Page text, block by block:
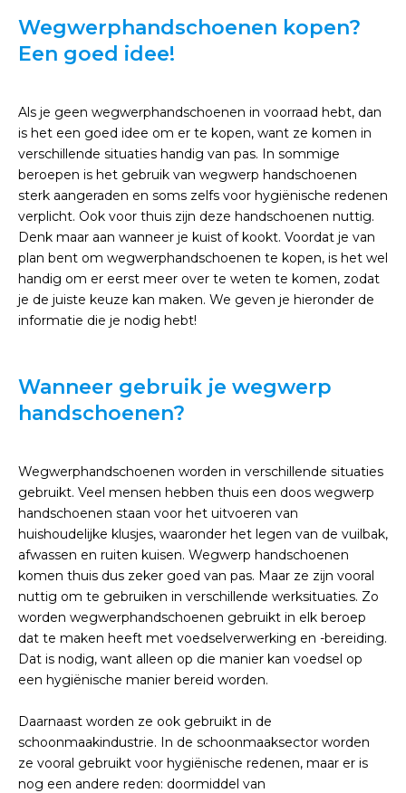
Wegwerphandschoenen kopen?
Een goed idee!
Als je geen wegwerphandschoenen in voorraad hebt, dan
is het een goed idee om er te kopen, want ze komen in
verschillende situaties handig van pas. In sommige
beroepen is het gebruik van wegwerp handschoenen
sterk aangeraden en soms zelfs voor hygiënische redenen
verplicht. Ook voor thuis zijn deze handschoenen nuttig.
Denk maar aan wanneer je kuist of kookt. Voordat je van
plan bent om wegwerphandschoenen te kopen, is het wel
handig om er eerst meer over te weten te komen, zodat
je de juiste keuze kan maken. We geven je hieronder de
informatie die je nodig hebt!
Wanneer gebruik je wegwerp
handschoenen?
Wegwerphandschoenen worden in verschillende situaties
gebruikt. Veel mensen hebben thuis een doos wegwerp
handschoenen staan voor het uitvoeren van
huishoudelijke klusjes, waaronder het legen van de vuilbak,
afwassen en ruiten kuisen. Wegwerp handschoenen
komen thuis dus zeker goed van pas. Maar ze zijn vooral
nuttig om te gebruiken in verschillende werksituaties. Zo
worden wegwerphandschoenen gebruikt in elk beroep
dat te maken heeft met voedselverwerking en -bereiding.
Dat is nodig, want alleen op die manier kan voedsel op
een hygiënische manier bereid worden.
Daarnaast worden ze ook gebruikt in de
schoonmaakindustrie. In de schoonmaaksector worden
ze vooral gebruikt voor hygiënische redenen, maar er is
nog een andere reden: doormiddel van